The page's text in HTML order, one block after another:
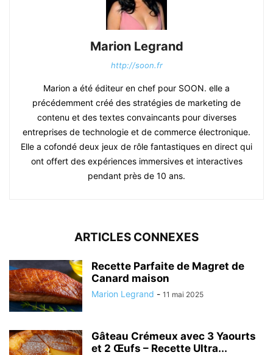
Marion Legrand
http://soon.fr
Marion a été éditeur en chef pour SOON. elle a
précédemment créé des stratégies de marketing de
contenu et des textes convaincants pour diverses
entreprises de technologie et de commerce électronique.
Elle a cofondé deux jeux de rôle fantastiques en direct qui
ont offert des expériences immersives et interactives
pendant près de 10 ans.
ARTICLES CONNEXES
Recette Parfaite de Magret de
Canard maison
Marion Legrand - 11 mai 2025
Gâteau Crémeux avec 3 Yaourts
et 2 Œufs – Recette Ultra...